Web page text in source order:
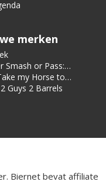
merken
Smash or Pass:
my Horse to
Room
Guys 2 Barrels
Biernet bevat affiliate